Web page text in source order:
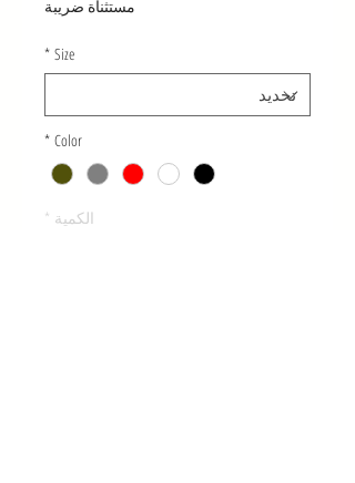
مستثناة ضريبة
Size
*
Color
*
الكمية *